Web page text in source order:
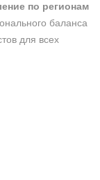
по регионам
баланса
для всех